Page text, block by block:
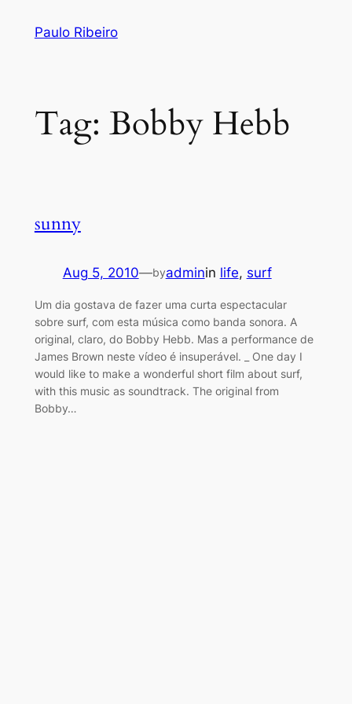
Paulo Ribeiro
Tag: Bobby Hebb
sunny
Aug 5, 2010—byadminin life, surf
Um dia gostava de fazer uma curta espectacular
sobre surf, com esta música como banda sonora. A
original, claro, do Bobby Hebb. Mas a performance de
James Brown neste vídeo é insuperável. _ One day I
would like to make a wonderful short film about surf,
with this music as soundtrack. The original from
Bobby…